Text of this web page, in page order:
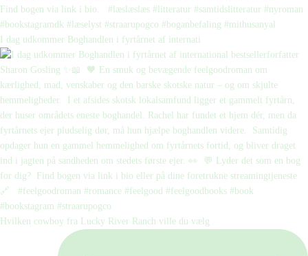
I dag udkommer Boghandlen i fyrtårnet af internati
Hvilken cowboy fra Lucky River Ranch ville du vælg